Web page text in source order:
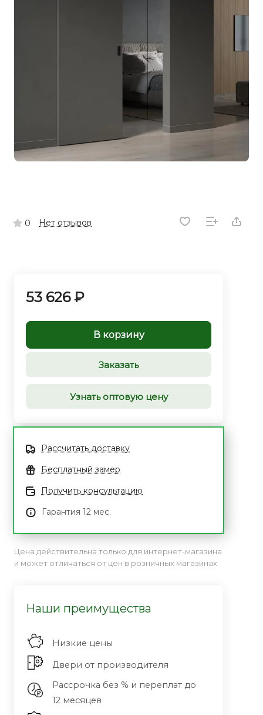
0 Нет отзывов
53 626 ₽
В корзину
Заказать
Узнать оптовую цену
Рассчитать доставку
Бесплатный замер
Получить консультацию
Гарантия 12 мес.
Цена действительна только для интернет-магазина
и может отличаться от цен в розничных магазинах
Наши преимущества
Низкие цены
Двери от производителя
Рассрочка без % и переплат до
12 месяцев